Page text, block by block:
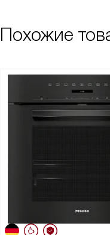
Похожие